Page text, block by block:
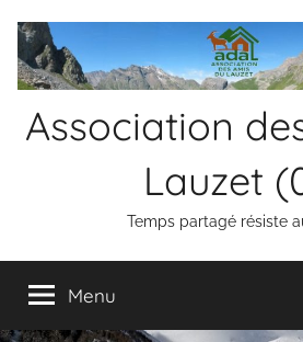
contenu
Association
Lauzet
Temps partagé résiste
Menu